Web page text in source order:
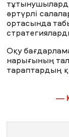
ТҮЛЕКТЕР
ENG KAZ
әртүрлі
ортасында
Оқу
нарығының
тараптардың
—